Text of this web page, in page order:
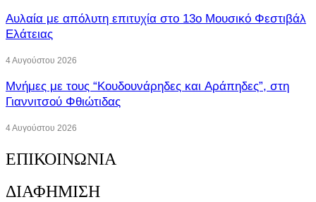
Αυλαία με απόλυτη επιτυχία στο 13ο Μουσικό Φεστιβάλ
Ελάτειας
4 Αυγούστου 2026
Μνήμες με τους “Κουδουνάρηδες και Αράπηδες”, στη
Γιαννιτσού Φθιώτιδας
4 Αυγούστου 2026
ΕΠΙΚΟΙΝΩΝΙΑ
ΔΙΑΦΗΜΙΣΗ